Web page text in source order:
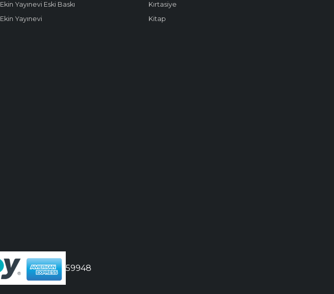
Ekin Yayınevi Eski Baskı
Ekin Yayınevi
Kırtasiye
Kitap
59948